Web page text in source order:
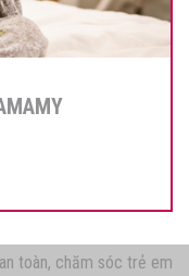
toàn, chăm sóc trẻ em